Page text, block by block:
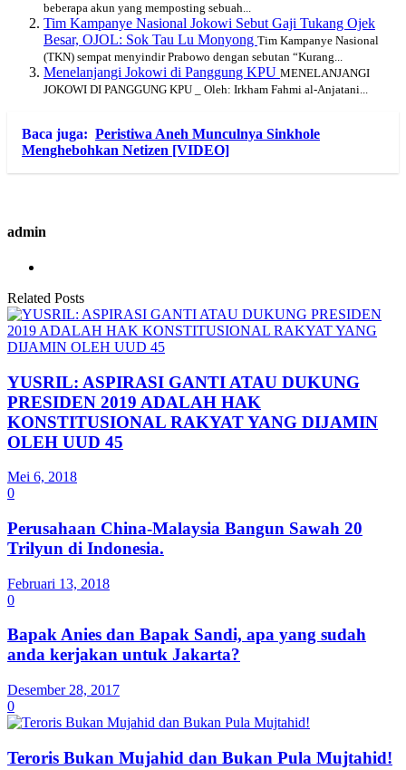
beberapa akun yang memposting sebuah...
Tim Kampanye Nasional Jokowi Sebut Gaji Tukang Ojek
Besar, OJOL: Sok Tau Lu Monyong Tim Kampanye Nasional
(TKN) sempat menyindir Prabowo dengan sebutan “Kurang...
Menelanjangi Jokowi di Panggung KPU MENELANJANGI
JOKOWI DI PANGGUNG KPU _ Oleh: Irkham Fahmi al-Anjatani...
Baca juga: Peristiwa Aneh Munculnya Sinkhole
Menghebohkan Netizen [VIDEO]
admin
Related Posts
YUSRIL: ASPIRASI GANTI ATAU DUKUNG
PRESIDEN 2019 ADALAH HAK
KONSTITUSIONAL RAKYAT YANG DIJAMIN
OLEH UUD 45
Mei 6, 2018
0
Perusahaan China-Malaysia Bangun Sawah 20
Trilyun di Indonesia.
Februari 13, 2018
0
Bapak Anies dan Bapak Sandi, apa yang sudah
anda kerjakan untuk Jakarta?
Desember 28, 2017
0
Teroris Bukan Mujahid dan Bukan Pula Mujtahid!